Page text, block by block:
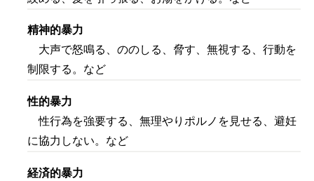
精神的暴力
大声で怒鳴る、ののしる、脅す、無視する、行動を
制限する。など
性的暴力
性行為を強要する、無理やりポルノを見せる、避妊
に協力しない。など
経済的暴力